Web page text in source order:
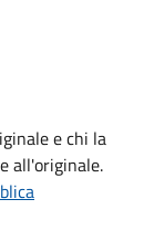
e chi la
all'originale.